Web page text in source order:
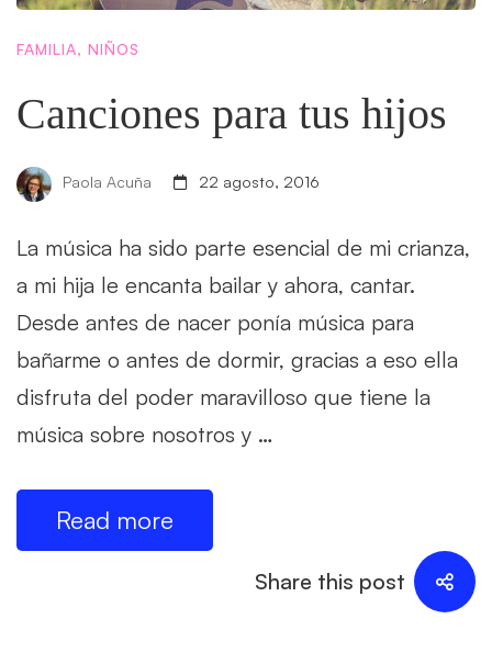
FAMILIA, NIÑOS
Canciones para tus hijos
Paola Acuña 22 agosto, 2016
La música ha sido parte esencial de mi crianza,
a mi hija le encanta bailar y ahora, cantar.
Desde antes de nacer ponía música para
bañarme o antes de dormir, gracias a eso ella
disfruta del poder maravilloso que tiene la
música sobre nosotros y …
Read more
Share this post